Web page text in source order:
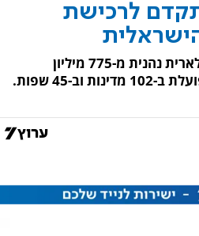
לרכישת
אפליקציית הנסיעות הפופולארית נהנית מ-775 מיליון
וב-45 שפות.